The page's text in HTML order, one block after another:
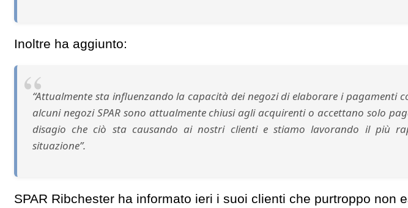
Inoltre ha aggiunto:
“Attualmente sta influenzando la capacità dei negozi di elaborare i pagamenti
alcuni negozi SPAR sono attualmente chiusi agli acquirenti o accettano solo
disagio che ciò sta causando ai nostri clienti e stiamo lavorando il più
situazione”.
SPAR Ribchester ha informato ieri i suoi clienti che purtroppo non